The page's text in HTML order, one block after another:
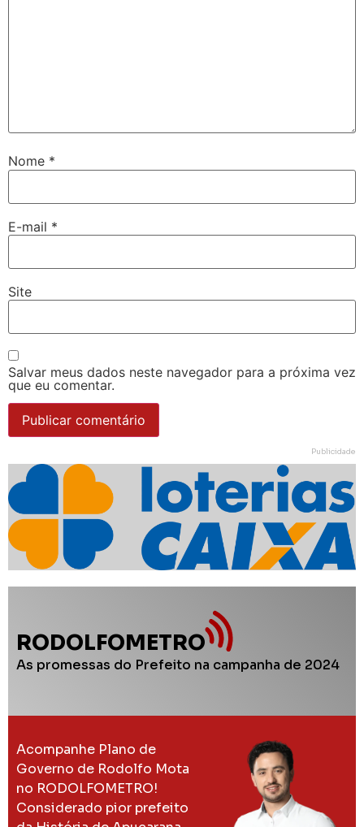
Nome *
E-mail *
Site
Salvar meus dados neste navegador para a próxima vez
que eu comentar.
Publicidade
RODOLFOMETRO
As promessas do Prefeito na campanha de 2024
Acompanhe Plano de
Governo de Rodolfo Mota
no RODOLFOMETRO!
Considerado pior prefeito